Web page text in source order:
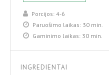
Porcijos: 4-6
Paruošimo laikas: 30 min.
Gaminimo laikas: 30 min.
INGREDIENTAI